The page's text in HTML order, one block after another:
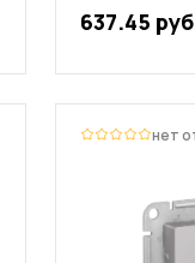
637.45 руб
нет